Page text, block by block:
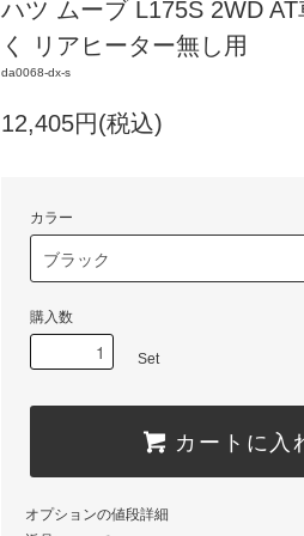
ハツ ムーブ L175S 2WD
く リアヒーター無し用
da0068-dx-s
12,405円(税込)
カラー
購入数
Set
カートに入
オプションの値段詳細